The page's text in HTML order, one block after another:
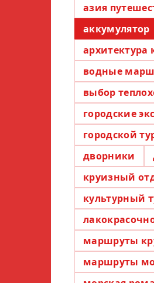
азия
аккумулятор
архитектура
водные
выбор
городские
городской
дворники
круизный
культурный
маршруты
маршруты